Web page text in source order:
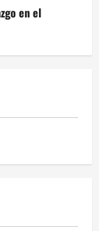
en el